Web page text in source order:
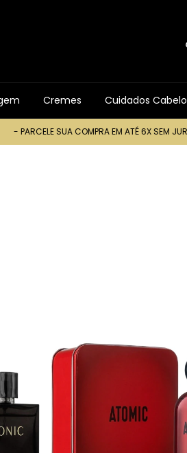
Cremes Cuidados Cabelo
SUA COMPRA EM ATÉ 6X SEM JUROS -